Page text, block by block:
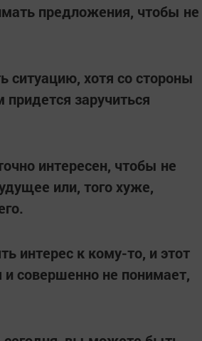
предложения, чтобы не
ситуацию, хотя со стороны
заручиться
интересен, чтобы не
или, того хуже,
интерес к кому-то, и этот
и совершенно не понимает,